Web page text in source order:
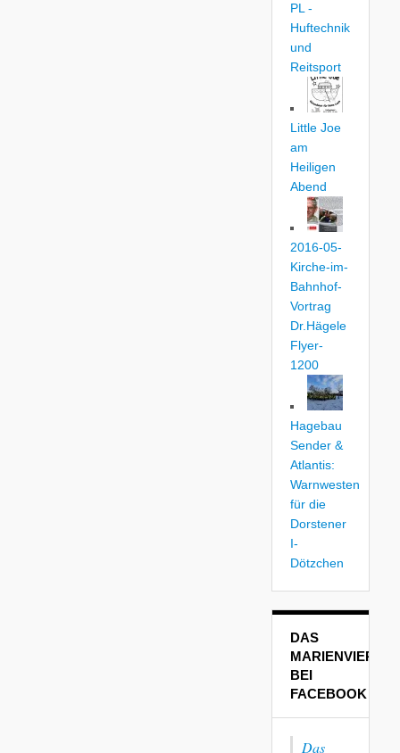
PL -
Huftechnik
und
Reitsport
Little Joe
am
Heiligen
Abend
2016-05-
Kirche-im-
Bahnhof-
Vortrag
Dr.Hägele
Flyer-
1200
Hagebau
Sender &
Atlantis:
Warnwesten
für die
Dorstener
I-
Dötzchen
DAS
MARIENVIERTEL
BEI
FACEBOOK
Das